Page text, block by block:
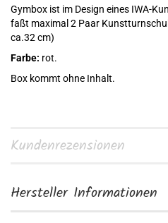
Gymbox ist im Design eines IWA-
faßt maximal 2 Paar
ca.32 cm)
Farbe: rot.
Box kommt ohne Inhalt.
Kundenrezensionen
Hersteller Informationen